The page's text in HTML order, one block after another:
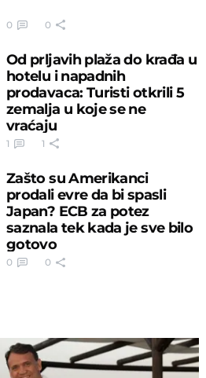
0 0
Od prljavih plaža do krađa u
hotelu i napadnih
prodavaca: Turisti otkrili 5
zemalja u koje se ne
vraćaju
1 1
Zašto su Amerikanci
prodali evre da bi spasli
Japan? ECB za potez
saznala tek kada je sve bilo
gotovo
0 0